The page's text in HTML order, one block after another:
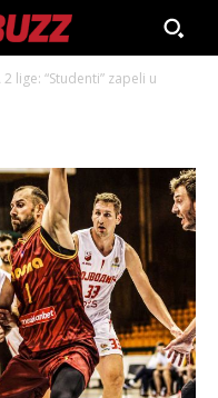
lige: “Studenti” zapeli u